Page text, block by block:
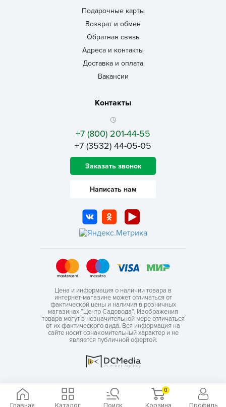
Главная Каталог Поиск
0
Корзина Профиль
Подарочные карты
Возврат и обмен
Обратная связь
Адреса и контакты
Доставка и оплата
Вакансии
Контакты
+7 (800) 201-44-55
+7 (3532) 44-05-05
Заказать звонок
Написать нам
Цена и информация о наличии товара в
интернет-магазине может отличаться от
фактической цены и наличия в розничных
магазинах “Центр Садовода”. Изображения
товара могут в незначительной мере отличаться
от их фактического вида. Вся информация на
сайте носит ознакомительный характер и не
является публичной офертой.